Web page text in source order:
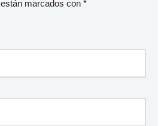
marcados con *